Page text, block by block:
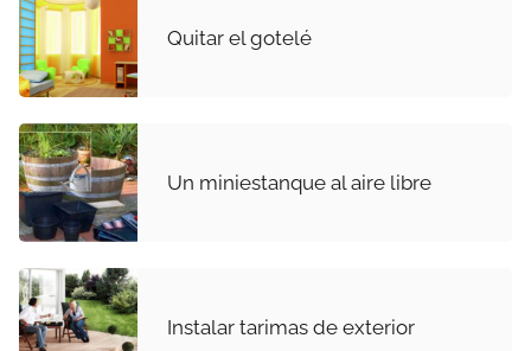
Quitar el gotelé
Un miniestanque al aire libre
Instalar tarimas de exterior